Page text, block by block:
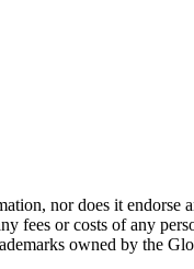
nor does it endorse
fees or costs of any
owned by the